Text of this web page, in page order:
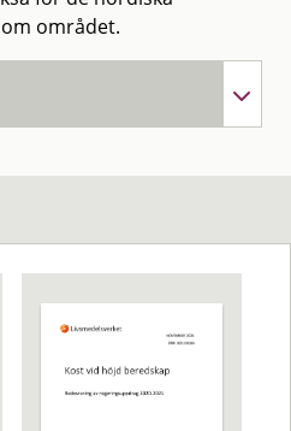
området.